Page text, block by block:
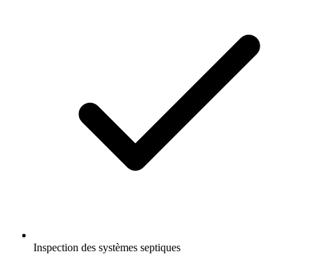
Inspection des systèmes septiques